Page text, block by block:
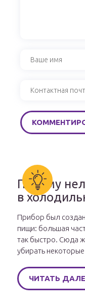
Почему
в
Прибор был
пищи: большая
так быстро. Сюда
убирать
ЧИТАТЬ